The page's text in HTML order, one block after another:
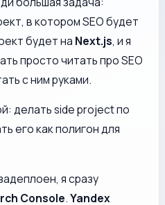
в котором SEO будет
будет на Next.js, и я
просто читать про SEO
с ним руками.
делать side project по
его как полигон для
я сразу
Console.Yandex